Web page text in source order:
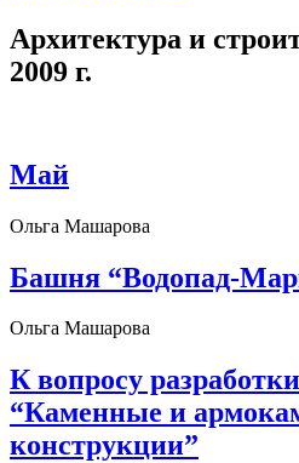
Архитектура и
2009 г.
Май
Ольга Машарова
Башня “Водопад-
Ольга Машарова
К вопросу
“Каменные и
конструкции”